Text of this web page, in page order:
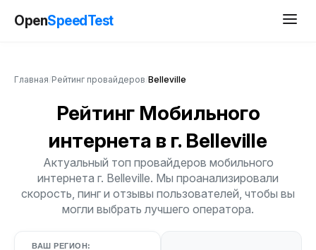
OpenSpeedTest
Главная Рейтинг провайдеров Belleville
Рейтинг Мобильного
интернета в г. Belleville
Актуальный топ провайдеров мобильного
интернета г. Belleville. Мы проанализировали
скорость, пинг и отзывы пользователей, чтобы вы
могли выбрать лучшего оператора.
ВАШ РЕГИОН: